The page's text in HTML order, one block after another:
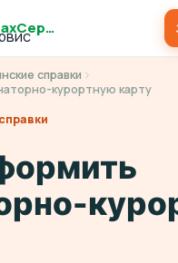
МедСтрахСервис
справки
курортную карту